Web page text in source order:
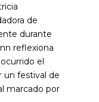
de
durante
reflexiona
el
un festival de
marcado por